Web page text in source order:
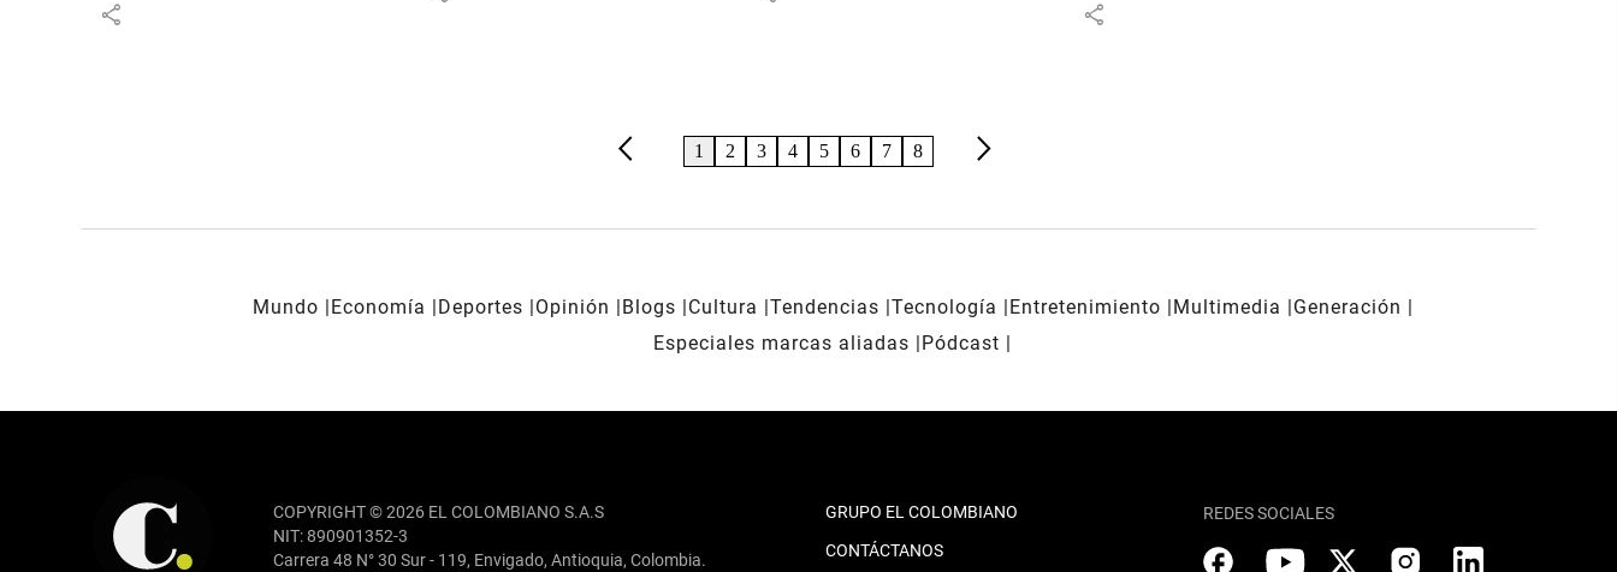
share share
arrow_back_ios 1 2 3 4 5 6 7 8 arrow_forward_ios
Mundo Economía Deportes Opinión Blogs Cultura Tendencias Tecnología Entretenimiento Multimedia
Generación
Especiales marcas aliadas
Pódcast
COPYRIGHT © 2026 EL COLOMBIANO S.A.S
NIT: 890901352-3
Carrera 48 N° 30 Sur - 119, Envigado, Antioquia, Colombia.
GRUPO EL COLOMBIANO
CONTÁCTANOS
REDES SOCIALES